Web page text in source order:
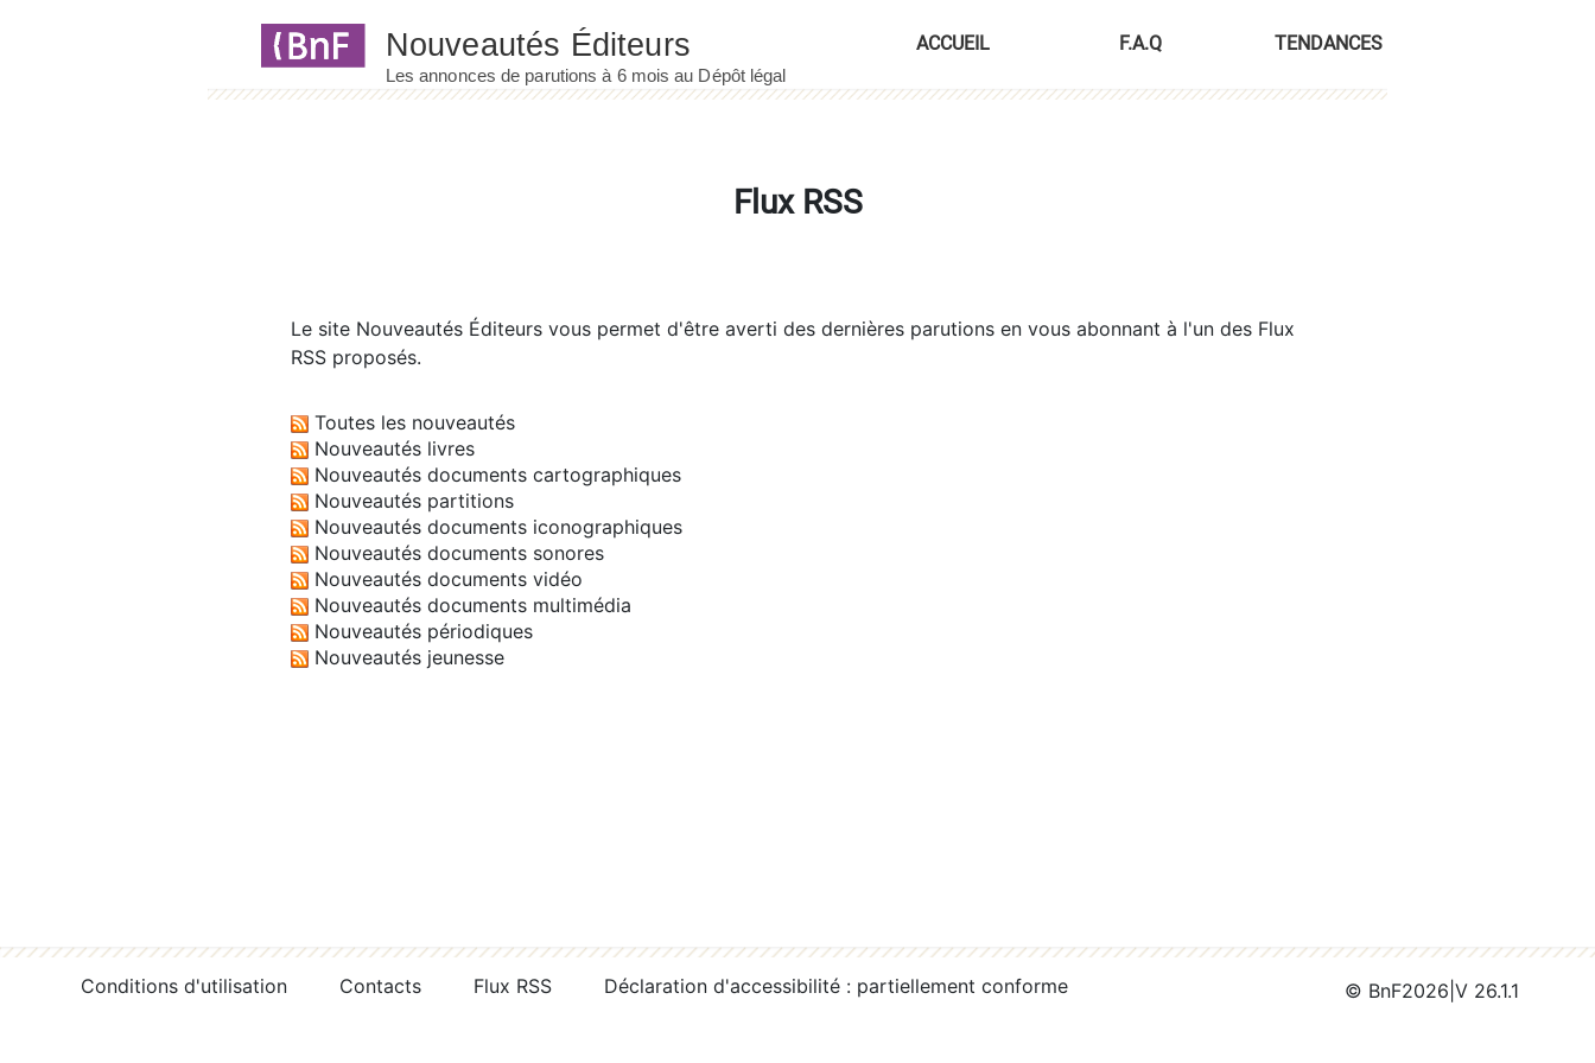
ACCUEIL F.A.Q TENDANCES
Flux RSS
Le site Nouveautés Éditeurs vous permet d'être averti des dernières parutions en vous abonnant à l'un des Flux
RSS proposés.
Toutes les nouveautés
Nouveautés livres
Nouveautés documents cartographiques
Nouveautés partitions
Nouveautés documents iconographiques
Nouveautés documents sonores
Nouveautés documents vidéo
Nouveautés documents multimédia
Nouveautés périodiques
Nouveautés jeunesse
Conditions d'utilisation Contacts Flux RSS Déclaration d'accessibilité : partiellement conforme © BnF2026 V 26.1.1